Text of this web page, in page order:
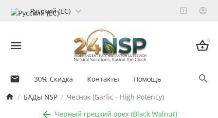
Русский (ЕС)
0
30% Скидка Контакты
Помощь
БАДы NSP
Чеснок (Garlic - High Potency)
Черный грецкий орех (Black Walnut)